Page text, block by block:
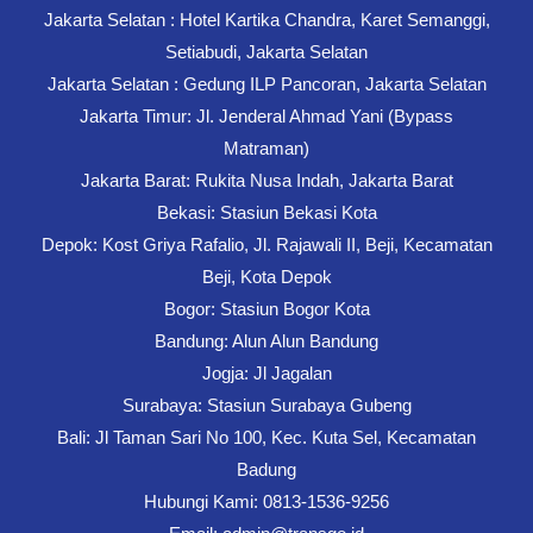
Jakarta Selatan : Hotel Kartika Chandra, Karet Semanggi,
Setiabudi, Jakarta Selatan
Jakarta Selatan : Gedung ILP Pancoran, Jakarta Selatan
Jakarta Timur: Jl. Jenderal Ahmad Yani (Bypass
Matraman)
Jakarta Barat: Rukita Nusa Indah, Jakarta Barat
Bekasi: Stasiun Bekasi Kota
Depok: Kost Griya Rafalio, Jl. Rajawali II, Beji, Kecamatan
Beji, Kota Depok
Bogor: Stasiun Bogor Kota
Bandung: Alun Alun Bandung
Jogja: Jl Jagalan
Surabaya: Stasiun Surabaya Gubeng
Bali: Jl Taman Sari No 100, Kec. Kuta Sel, Kecamatan
Badung
Hubungi Kami: 0813-1536-9256